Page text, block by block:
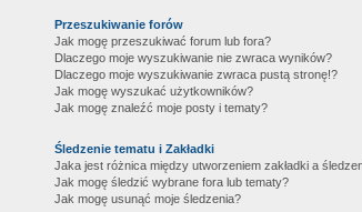
Przeszukiwanie forów
Jak mogę przeszukiwać forum lub fora?
Dlaczego moje wyszukiwanie nie zwraca wyników?
Dlaczego moje wyszukiwanie zwraca pustą stronę!?
Jak mogę wyszukać użytkowników?
Jak mogę znaleźć moje posty i tematy?
Śledzenie tematu i Zakładki
Jaka jest różnica między utworzeniem zakładki a
Jak mogę śledzić wybrane fora lub tematy?
Jak mogę usunąć moje śledzenia?